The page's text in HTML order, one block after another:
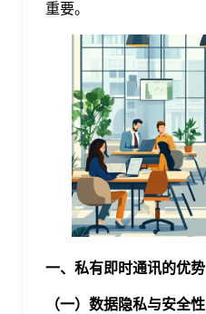
重要。
一、私有即时通讯的优势
（一）数据隐私与安全性